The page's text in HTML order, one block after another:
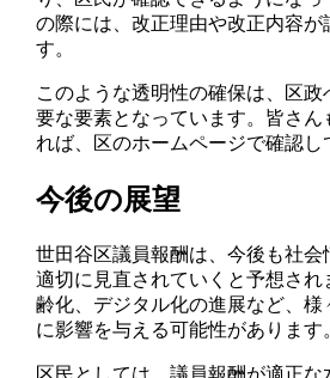
の際には、改正理由や改正内容が
す。
このような透明性の確保は、区
要な要素となっています。皆さん
れば、区のホームページで確認し
今後の展望
世田谷区議員報酬は、今後も社会
適切に見直されていくと予想され
齢化、デジタル化の進展など、
に影響を与える可能性があります
区民としては、議員報酬が適正